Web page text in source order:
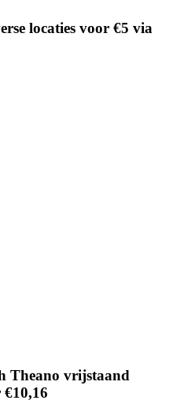
locaties voor €5 via
Theano vrijstaand